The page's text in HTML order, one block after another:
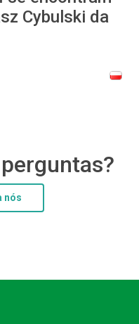
Cybulski da
nós